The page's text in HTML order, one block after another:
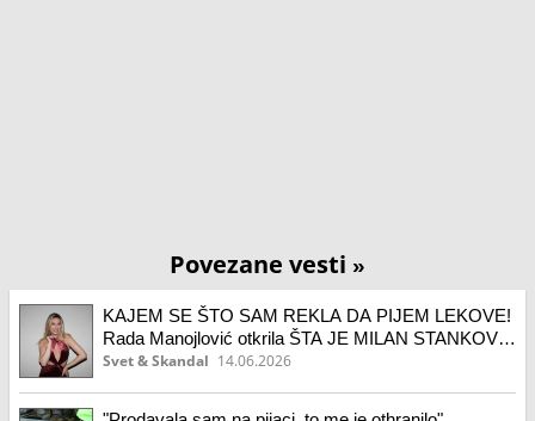
Povezane vesti »
KAJEM SE ŠTO SAM REKLA DA PIJEM LEKOVE!
Rada Manojlović otkrila ŠTA JE MILAN STANKOVIĆ
PORUČIO JAVNOSTI!
Svet & Skandal 14.06.2026